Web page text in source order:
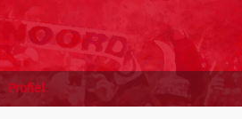
Profiel